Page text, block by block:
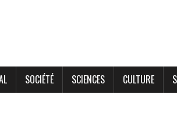
SOCIÉTÉ SCIENCES CULTURE